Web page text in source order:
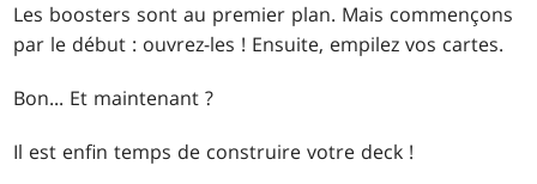
Les boosters sont au premier plan. Mais commençons
par le début : ouvrez-les ! Ensuite, empilez vos cartes.
Bon... Et maintenant ?
Il est enfin temps de construire votre deck !